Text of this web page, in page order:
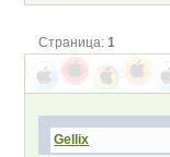
Страница: 1
Gellix